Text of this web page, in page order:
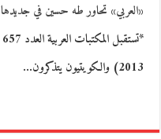
«العربي» تحاور طه حسين في جديدها
2013) والكويتيون يتذكرون…